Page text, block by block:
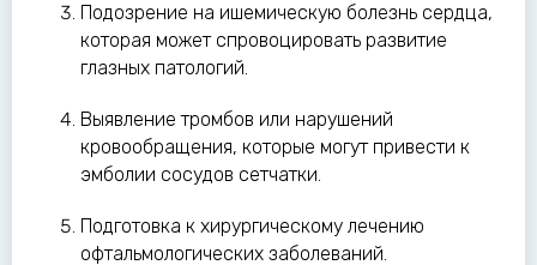
Подозрение на ишемическую болезнь сердца,
которая может спровоцировать развитие
глазных патологий.
Выявление тромбов или нарушений
кровообращения, которые могут привести к
эмболии сосудов сетчатки.
Подготовка к хирургическому лечению
офтальмологических заболеваний.